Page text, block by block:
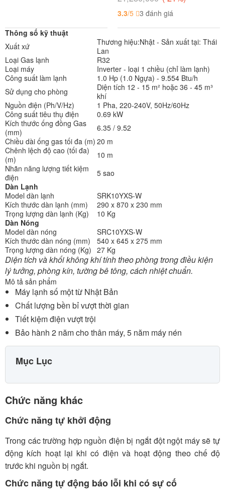
3.3/5 3 đánh giá
Thông số kỹ thuật
Xuất xứ
Thương hiệu:Nhật - Sản xuất tại: Thái
Lan
Loại Gas lạnh
R32
Loại máy
Inverter - loại 1 chiều (chỉ làm lạnh)
Công suất làm lạnh
1.0 Hp (1.0 Ngựa) - 9.554 Btu/h
Sử dụng cho phòng
Diện tích 12 - 15 m² hoặc 36 - 45 m³
khí
Nguồn điện (Ph/V/Hz)
1 Pha, 220-240V, 50Hz/60Hz
Công suất tiêu thụ điện
0.69 kW
Kích thước ống đồng Gas
(mm)
6.35 / 9.52
Chiều dài ống gas tối đa (m) 20 m
Chênh lệch độ cao (tối đa)
(m)
10 m
Nhãn năng lượng tiết kiệm
điện
5 sao
Dàn Lạnh
Model dàn lạnh
SRK10YXS-W
Kích thước dàn lạnh (mm)
290 x 870 x 230 mm
Trọng lượng dàn lạnh (Kg)
10 Kg
Dàn Nóng
Model dàn nóng
SRC10YXS-W
Kích thước dàn nóng (mm)
540 x 645 x 275 mm
Trọng lượng dàn nóng (Kg) 27 Kg
Diện tích và khối không khí tính theo phòng trong điều kiện
lý tưởng, phòng kín, tường bê tông, cách nhiệt chuẩn.
Mô tả sản phẩm
Máy lạnh số một từ Nhật Bản
Chất lượng bền bỉ vượt thời gian
Tiết kiệm điện vượt trội
Bảo hành 2 năm cho thân máy, 5 năm máy nén
Mục Lục
Chức năng khác
Chức năng tự khởi động
Trong các trường hợp nguồn điện bị ngắt đột ngột máy sẽ tự
động kích hoạt lại khi có điện và hoạt động theo chế độ
trước khi nguồn bị ngắt.
Chức năng tự động báo lỗi khi có sự cố